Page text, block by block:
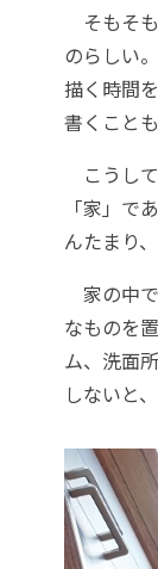
そもそ
のらしい
描く時間
書くこと
こうし
「家」で
んたまり
家の中
なものを
ム、洗面
しないと